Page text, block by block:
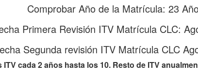
Comprobar Año de la Matrícula: 23
Primera Revisión ITV Matrícula CLC:
Segunda revisión ITV Matrícula CLC
ITV cada 2 años hasta los 10. Resto de ITV